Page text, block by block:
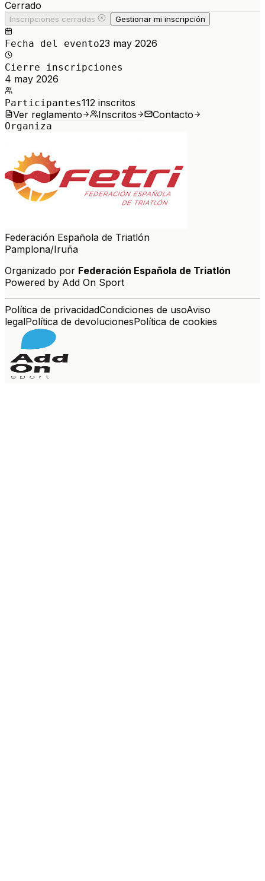
Cerrado
Inscripciones cerradas Gestionar mi inscripción
Fecha del evento23 may 2026
Cierre inscripciones
4 may 2026
Participantes112 inscritos
Ver reglamento
Inscritos Contacto
Organiza
Federación Española de Triatlón
Pamplona/Iruña
Organizado por Federación Española de Triatlón
Powered by Add On Sport
Política de privacidadCondiciones de usoAviso
legalPolítica de devolucionesPolítica de cookies